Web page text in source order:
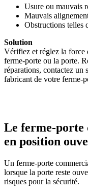
Usure ou mauvais
Mauvais
Obstructions telles
Solution
Vérifiez et réglez la force
ferme-porte ou la porte.
réparations, contactez un
fabricant de votre ferme-
Le ferme-porte
en position
Un ferme-porte
lorsque la porte reste
risques pour la sécurité.